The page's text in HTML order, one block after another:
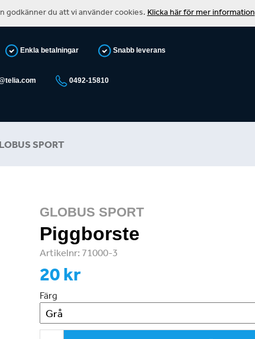
Enkla betalningar Snabb leverans
0492-15810
SPORT
GLOBUS SPORT
Piggborste
Artikelnr: 71000-3
20 kr
Färg
godkänner du att vi använder cookies. Klicka här för mer information